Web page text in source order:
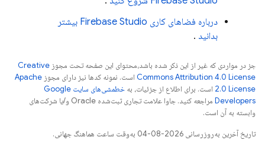
درباره فضاهای کاری Firebase Studio بیشتر
بدانید .
جز در مواردی که غیر از این ذکر شده باشد،‌محتوای این صفحه تحت مجوز Creative
Commons Attribution 4.0 License است. نمونه کدها نیز دارای مجوز Apache
2.0 License است. برای اطلاع از جزئیات، به
خطمشی‌های سایت Google
Developers‏
مراجعه کنید. جاوا علامت تجاری ثبت‌شده Oracle و/یا شرکت‌های
وابسته به آن است.
تاریخ آخرین به‌روزرسانی 2026-08-04 به‌وقت ساعت هماهنگ جهانی.